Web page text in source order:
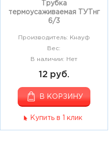
Трубка
термоусаживаемая ТУТнг
6/3
Производитель: Кнауф
Вес:
В наличии: Нет
12 руб.
В КОРЗИНУ
Купить в 1 клик